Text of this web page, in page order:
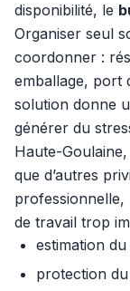
disponibilité, le
Organiser seul
coordonner :
emballage, port
solution donne
générer du
Haute-
que d’autres
de travail trop
estimation
protection